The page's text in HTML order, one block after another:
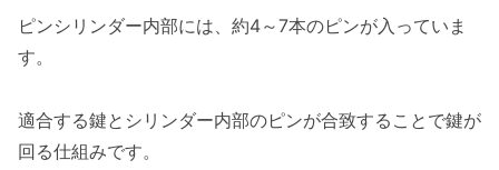
ピンシリンダー内部には、約4～7本のピンが入っていま
す。
適合する鍵とシリンダー内部のピンが合致することで鍵が
回る仕組みです。